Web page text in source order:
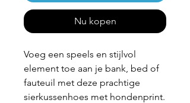
Nu kopen
Voeg een speels en stijlvol
element toe aan je bank, bed of
fauteuil met deze prachtige
sierkussenhoes met hondenprint.